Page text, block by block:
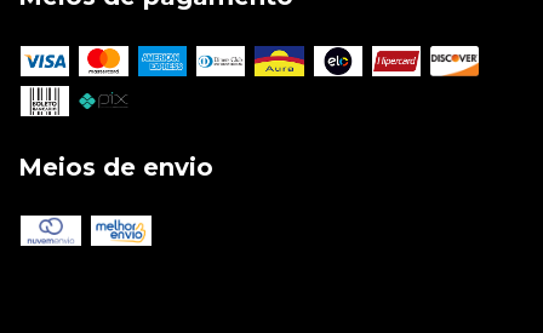
Meios de envio